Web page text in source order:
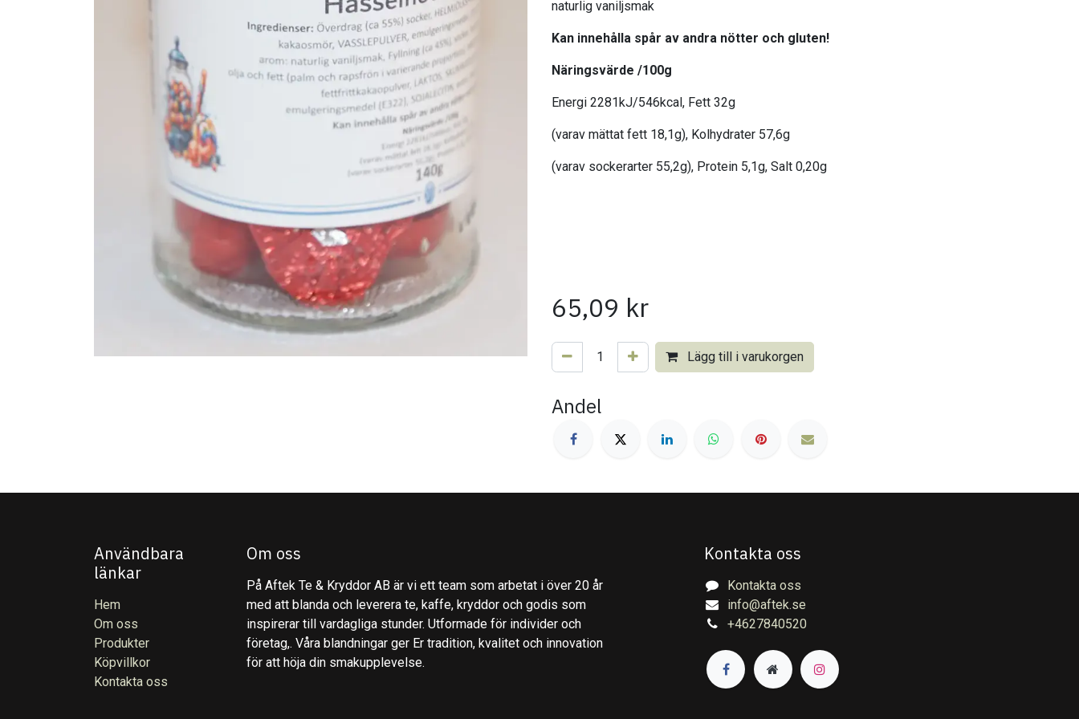
naturlig vaniljsmak
Kan innehålla spår av andra nötter och gluten!
Näringsvärde /100g
Energi 2281kJ/546kcal, Fett 32g
(varav mättat fett 18,1g), Kolhydrater 57,6g
(varav sockerarter 55,2g), Protein 5,1g, Salt 0,20g
65,09 kr
Lägg till i varukorgen
Andel
Användbara
länkar
Hem
Om oss
Produkter
Köpvillkor
Kontakta oss
Om oss
På Aftek Te & Kryddor AB är vi ett team som arbetat i över 20 år
med att blanda och leverera te, kaffe, kryddor och godis som
inspirerar till vardagliga stunder. Utformade för individer och
företag,. Våra blandningar ger Er tradition, kvalitet och innovation
för att höja din smakupplevelse.
Kontakta oss
Kontakta oss
info@aftek.se
+4627840520